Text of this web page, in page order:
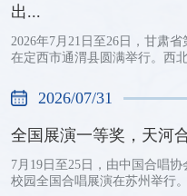
出...
2026年7月21日至26日，甘肃
在定西市通渭县圆满举行。西
2026/07/31
全国展演一等奖，天河
7月19日至25日，由中国合唱
校园全国合唱展演在苏州举行